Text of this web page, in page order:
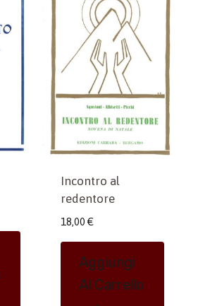
Incontro al
redentore
18,00 €
Aggiungi
Al Carrello